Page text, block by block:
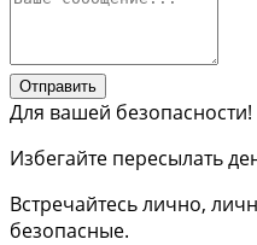
Отправить
Для вашей безопасности!
Избегайте пересылать
Встречайтесь лично,
безопасные.